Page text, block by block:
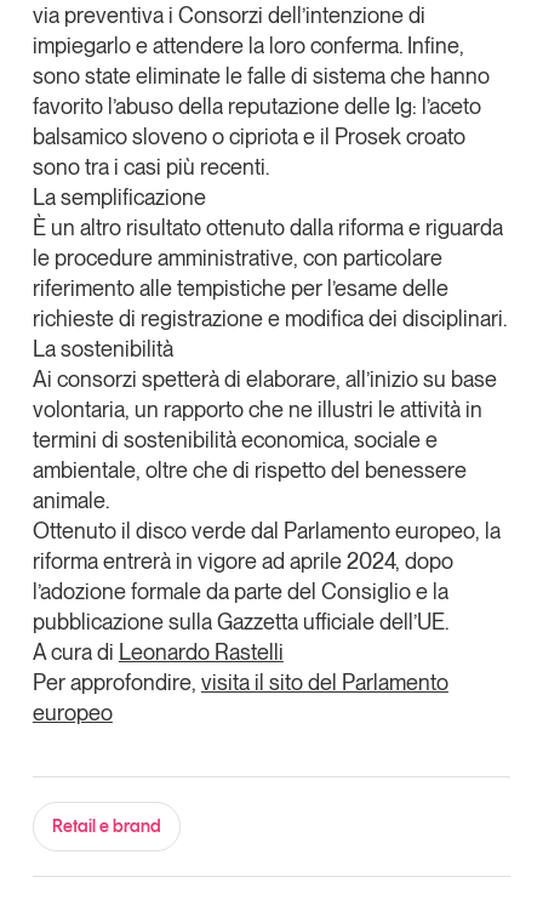
via preventiva i Consorzi dell’intenzione di
impiegarlo e attendere la loro conferma. Infine,
sono state eliminate le falle di sistema che hanno
favorito l’abuso della reputazione delle Ig: l’aceto
balsamico sloveno o cipriota e il Prosek croato
sono tra i casi più recenti.
La semplificazione
È un altro risultato ottenuto dalla riforma e riguarda
le procedure amministrative, con particolare
riferimento alle tempistiche per l’esame delle
richieste di registrazione e modifica dei disciplinari.
La sostenibilità
Ai consorzi spetterà di elaborare, all’inizio su base
volontaria, un rapporto che ne illustri le attività in
termini di sostenibilità economica, sociale e
ambientale, oltre che di rispetto del benessere
animale.
Ottenuto il disco verde dal Parlamento europeo, la
riforma entrerà in vigore ad aprile 2024, dopo
l’adozione formale da parte del Consiglio e la
pubblicazione sulla Gazzetta ufficiale dell’UE.
A cura di Leonardo Rastelli
Per approfondire, visita il sito del Parlamento
europeo
Retail e brand